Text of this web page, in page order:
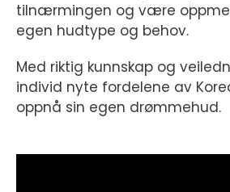
tilnærmingen og være
egen hudtype og behov.
Med riktig kunnskap og
individ nyte fordelene av
oppnå sin egen drømmehud.